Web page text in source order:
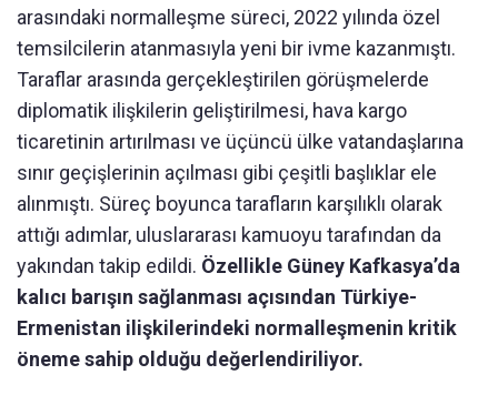
arasındaki normalleşme süreci, 2022 yılında özel
temsilcilerin atanmasıyla yeni bir ivme kazanmıştı.
Taraflar arasında gerçekleştirilen görüşmelerde
diplomatik ilişkilerin geliştirilmesi, hava kargo
ticaretinin artırılması ve üçüncü ülke vatandaşlarına
sınır geçişlerinin açılması gibi çeşitli başlıklar ele
alınmıştı. Süreç boyunca tarafların karşılıklı olarak
attığı adımlar, uluslararası kamuoyu tarafından da
yakından takip edildi. Özellikle Güney Kafkasya’da
kalıcı barışın sağlanması açısından Türkiye-
Ermenistan ilişkilerindeki normalleşmenin kritik
öneme sahip olduğu değerlendiriliyor.